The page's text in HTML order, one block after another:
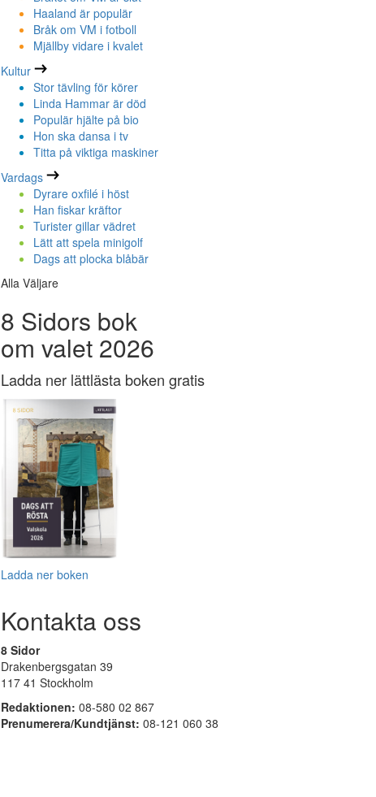
Haaland är populär
Bråk om VM i fotboll
Mjällby vidare i kvalet
Kultur
Stor tävling för körer
Linda Hammar är död
Populär hjälte på bio
Hon ska dansa i tv
Titta på viktiga maskiner
Vardags
Dyrare oxfilé i höst
Han fiskar kräftor
Turister gillar vädret
Lätt att spela minigolf
Dags att plocka blåbär
Alla Väljare
8 Sidors bok
om valet 2026
Ladda ner lättlästa boken gratis
Ladda ner boken
Kontakta oss
8 Sidor
Drakenbergsgatan 39
117 41 Stockholm
Redaktionen: 08-580 02 867
Prenumerera/Kundtjänst: 08-121 060 38